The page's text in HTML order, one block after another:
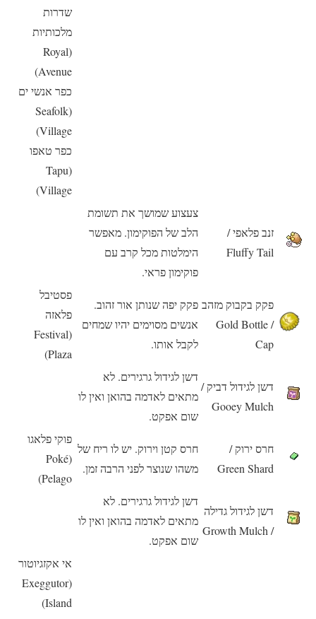
שדרות
מלכותיות
(Royal
Avenue)
כפר אנשי ים
(Seafolk
Village)
כפר טאפו
(Tapu
Village)
זנב פלאפי /
Fluffy Tail
צעצוע שמושך את תשומת
הלב של הפוקימון. מאפשר
הימלטות מכל קרב עם
פוקימון פראי.
פקק בקבוק מזהב
/ Gold Bottle
Cap
פקק יפה שנותן אור זהוב.
אנשים מסוימים יהיו שמחים
לקבל אותו.
פסטיבל
פלאזה
(Festival
Plaza)
דשן לגידול דביק /
Gooey Mulch
דשן לגידול גרגירים. לא
מתאים לאדמה בהואן ואין לו
שום אפקט.
חרס ירוק /
Green Shard
חרס קטן וירוק. יש לו ריח של
משהו שנוצר לפני הרבה זמן.
פוקי פלאגו
(Poké
Pelago)
דשן לגידול גדילה
/ Growth Mulch
דשן לגידול גרגירים. לא
מתאים לאדמה בהואן ואין לו
שום אפקט.
אי אקזגיוטור
(Exeggutor
Island)